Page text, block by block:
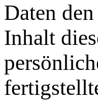
Daten
Inhalt